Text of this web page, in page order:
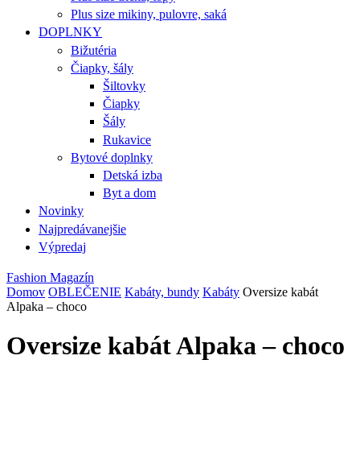
Plus size mikiny, pulovre, saká
DOPLNKY
Bižutéria
Čiapky, šály
Šiltovky
Čiapky
Šály
Rukavice
Bytové doplnky
Detská izba
Byt a dom
Novinky
Najpredávanejšie
Výpredaj
Fashion Magazín
Domov OBLEČENIE Kabáty, bundy Kabáty Oversize kabát
Alpaka – choco
Oversize kabát Alpaka – choco